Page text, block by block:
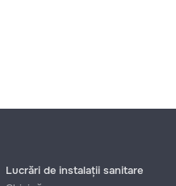
Lucrări de instalații sanitare